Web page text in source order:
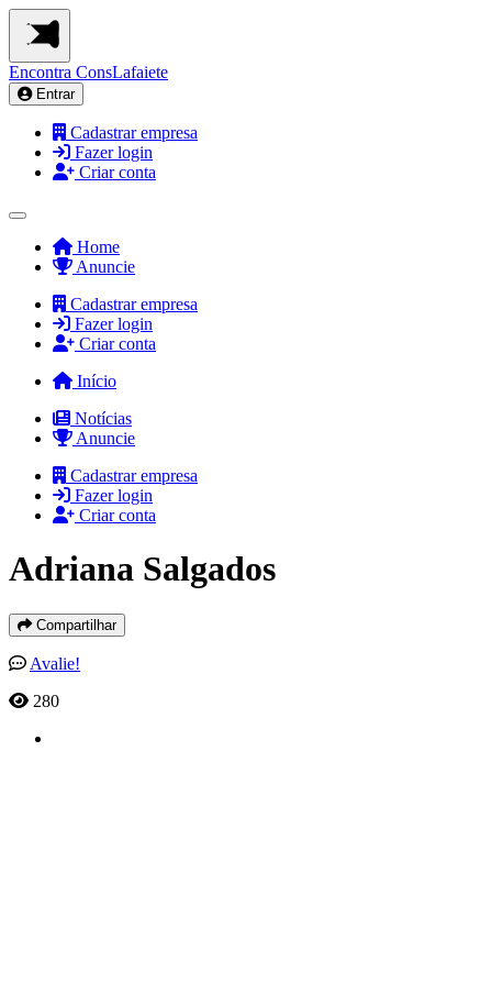
Encontra ConsLafaiete
Entrar
Cadastrar empresa
Fazer login
Criar conta
Home
Anuncie
Cadastrar empresa
Fazer login
Criar conta
Início
Notícias
Anuncie
Cadastrar empresa
Fazer login
Criar conta
Adriana Salgados
Compartilhar
Avalie!
280